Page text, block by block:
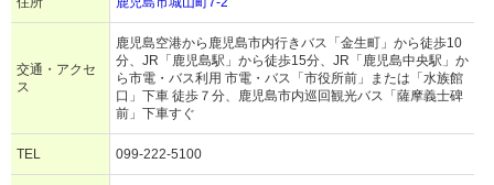
交通・アクセ
ス
鹿児島空港から鹿児島市内行きバス「金生町」から徒歩10
分、JR「鹿児島駅」から徒歩15分、JR「鹿児島中央駅」か
ら市電・バス利用 市電・バス「市役所前」または「水族館
口」下車 徒歩７分、鹿児島市内巡回観光バス「薩摩義士碑
前」下車すぐ
TEL 099-222-5100